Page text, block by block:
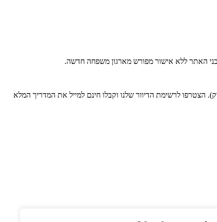
האתר ללא אישור מפורש מארגון משפחה חדשה.
לרשימת הדיוור שלנו וקבלו חינם למייל את המדריך המלא